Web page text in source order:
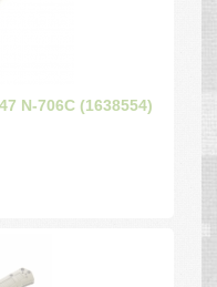
N-706C (1638554)